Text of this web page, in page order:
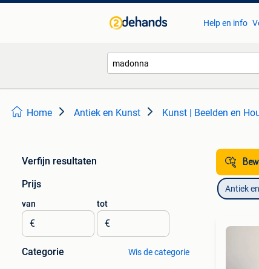
Help en info
Home Antiek en Kunst Kunst | Beelden en
Verfijn resultaten
Prijs
van
€
tot
€
Categorie Wis de categorie
Antiek